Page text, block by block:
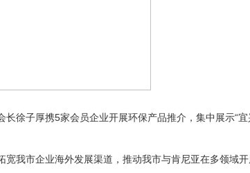
子厚携5家会员企业开展环保产品推介，集中展示“宜
我市企业海外发展渠道，推动我市与肯尼亚在多领域